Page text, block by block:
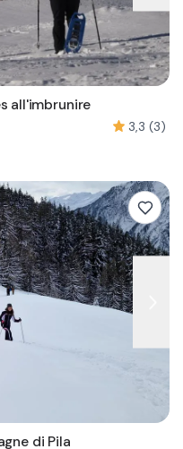
all'imbrunire
3,3 (3)
di Pila